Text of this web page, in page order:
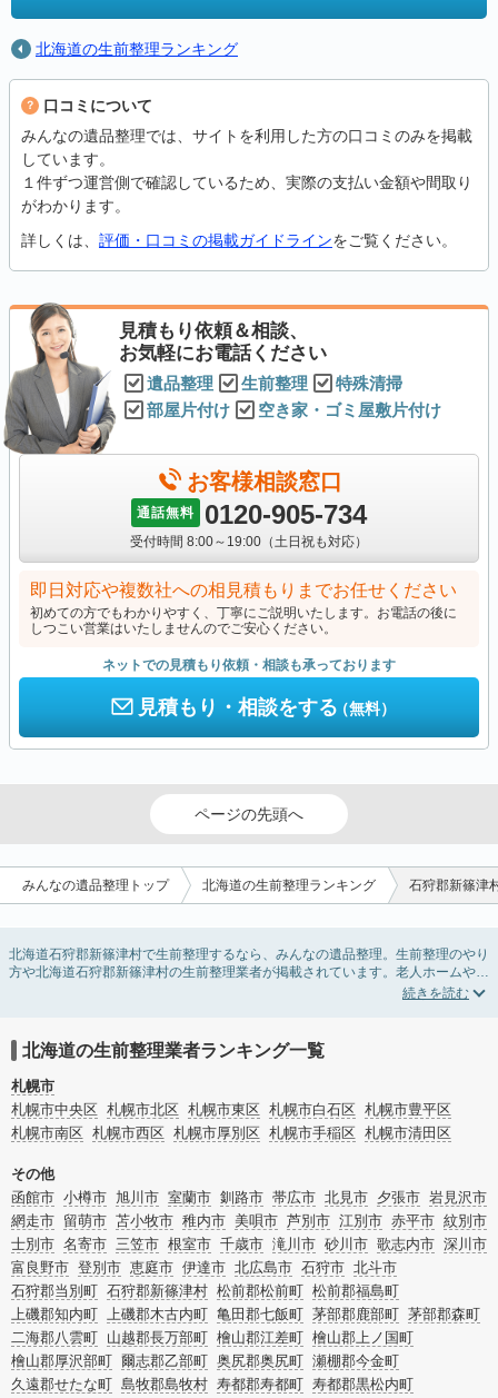
北海道の生前整理ランキング
口コミについて
みんなの遺品整理では、サイトを利用した方の口コミのみを掲載
しています。
１件ずつ運営側で確認しているため、実際の支払い金額や間取り
がわかります。
詳しくは、 評価・口コミの掲載ガイドラインをご覧ください。
見積もり依頼＆相談、
お気軽にお電話ください
遺品整理 生前整理
特殊清掃
部屋片付け
空き家・ゴミ屋敷片付け
お客様相談窓口
通話無料 0120-905-734
受付時間 8:00～19:00（土日祝も対応）
即日対応や複数社への相見積もりまでお任せください
初めての方でもわかりやすく、丁寧にご説明いたします。お電話の後に
しつこい営業はいたしませんのでご安心ください。
ネットでの見積もり依頼・相談も承っております
見積もり・相談をする（無料）
ページの先頭へ
みんなの遺品整理トップ 北海道の生前整理ランキング 石狩郡新篠津
北海道石狩郡新篠津村で生前整理するなら、みんなの遺品整理。生前整理のやり
方や北海道石狩郡新篠津村の生前整理業者が掲載されています。老人ホームや介
護施設入居に伴う不用品の処分・回収・引き取りから、在宅介護の介護整理や福
続相談などのオプションサービスで絞り込み検索を利用してみましょう。
またお役立ち情報も豊富なので終活でエンディングノートの選び方や、整理整
頓・老前整理・生前整理のコツについてもチェックしてみてください。
北海道の生前整理業者ランキング一覧
札幌市
札幌市中央区 札幌市北区 札幌市東区 札幌市白石区 札幌市豊平区
札幌市南区 札幌市西区 札幌市厚別区 札幌市手稲区 札幌市清田区
その他
函館市 小樽市 旭川市 室蘭市 釧路市 帯広市 北見市 夕張市 岩見沢市
網走市 留萌市 苫小牧市 稚内市 美唄市 芦別市 江別市 赤平市 紋別市
士別市 名寄市 三笠市 根室市 千歳市 滝川市 砂川市 歌志内市 深川市
富良野市 登別市 恵庭市 伊達市 北広島市 石狩市 北斗市
石狩郡当別町 石狩郡新篠津村 松前郡松前町 松前郡福島町
上磯郡知内町 上磯郡木古内町 亀田郡七飯町 茅部郡鹿部町 茅部郡森町
二海郡八雲町 山越郡長万部町 檜山郡江差町 檜山郡上ノ国町
檜山郡厚沢部町 爾志郡乙部町 奥尻郡奥尻町 瀬棚郡今金町
久遠郡せたな町 島牧郡島牧村 寿都郡寿都町 寿都郡黒松内町